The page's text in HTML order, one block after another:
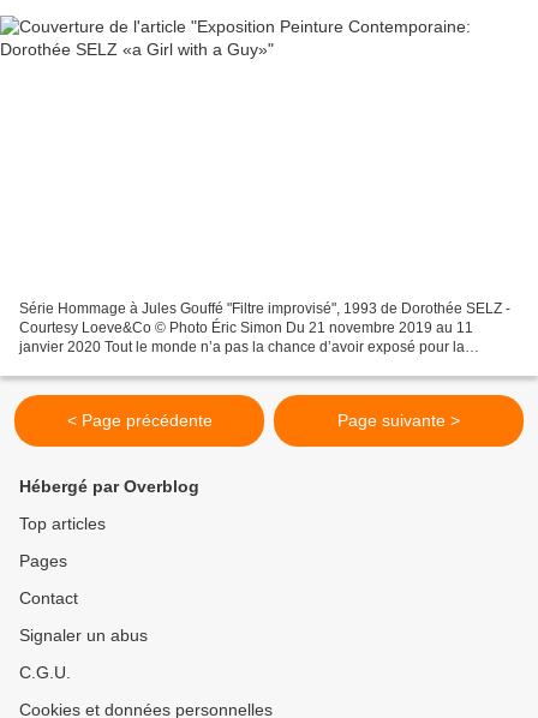
Série Hommage à Jules Gouffé "Filtre improvisé", 1993 de Dorothée SELZ -
Courtesy Loeve&Co © Photo Éric Simon Du 21 novembre 2019 au 11
janvier 2020 Tout le monde n’a pas la chance d’avoir exposé pour la
< Page précédente Page suivante >
Hébergé par Overblog
Top articles
Pages
Contact
Signaler un abus
C.G.U.
Cookies et données personnelles